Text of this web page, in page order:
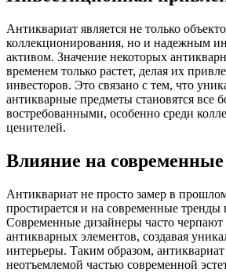
Антиквариат является не только
коллекционирования, но и надежным
активом. Значение некоторых
временем только растет, делая их
инвесторов. Это связано с тем, что
антикварные предметы становятся все
востребованными, особенно среди
ценителей.
Влияние на
Антиквариат не просто замер в
простирается и на современные тренды
Современные дизайнеры часто черпают
антикварных элементов, создавая
интерьеры. Таким образом, антиквариат
неотъемлемой частью современной